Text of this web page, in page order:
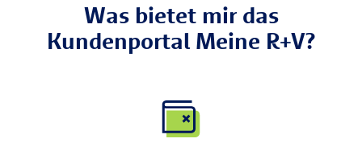
Was bietet mir das
Kundenportal Meine R+V?